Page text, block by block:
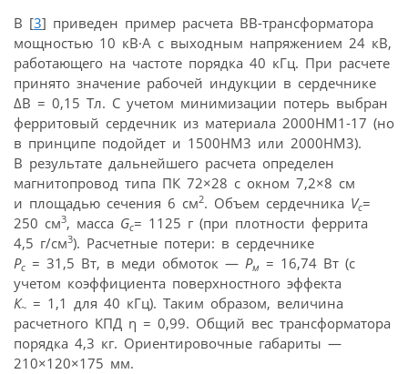
В [3] приведен пример расчета ВВ-трансформатора
мощностью 10 кВ·А с выходным напряжением 24 кВ,
работающего на частоте порядка 40 кГц. При расчете
принято значение рабочей индукции в сердечнике
ΔB = 0,15 Тл. С учетом минимизации потерь выбран
ферритовый сердечник из материала 2000НМ1-17 (но
в принципе подойдет и 1500НМ3 или 2000НМ3).
В результате дальнейшего расчета определен
магнитопровод типа ПК 72×28 с окном 7,2×8 см
и площадью сечения 6 см2. Объем сердечника Vc=
250 см3, масса Gc= 1125 г (при плотности феррита
4,5 г/см3). Расчетные потери: в сердечнике
Pc = 31,5 Вт, в меди обмоток — Pм = 16,74 Вт (с
учетом коэффициента поверхностного эффекта
К~ = 1,1 для 40 кГц). Таким образом, величина
расчетного КПД η = 0,99. Общий вес трансформатора
порядка 4,3 кг. Ориентировочные габариты —
210×120×175 мм.